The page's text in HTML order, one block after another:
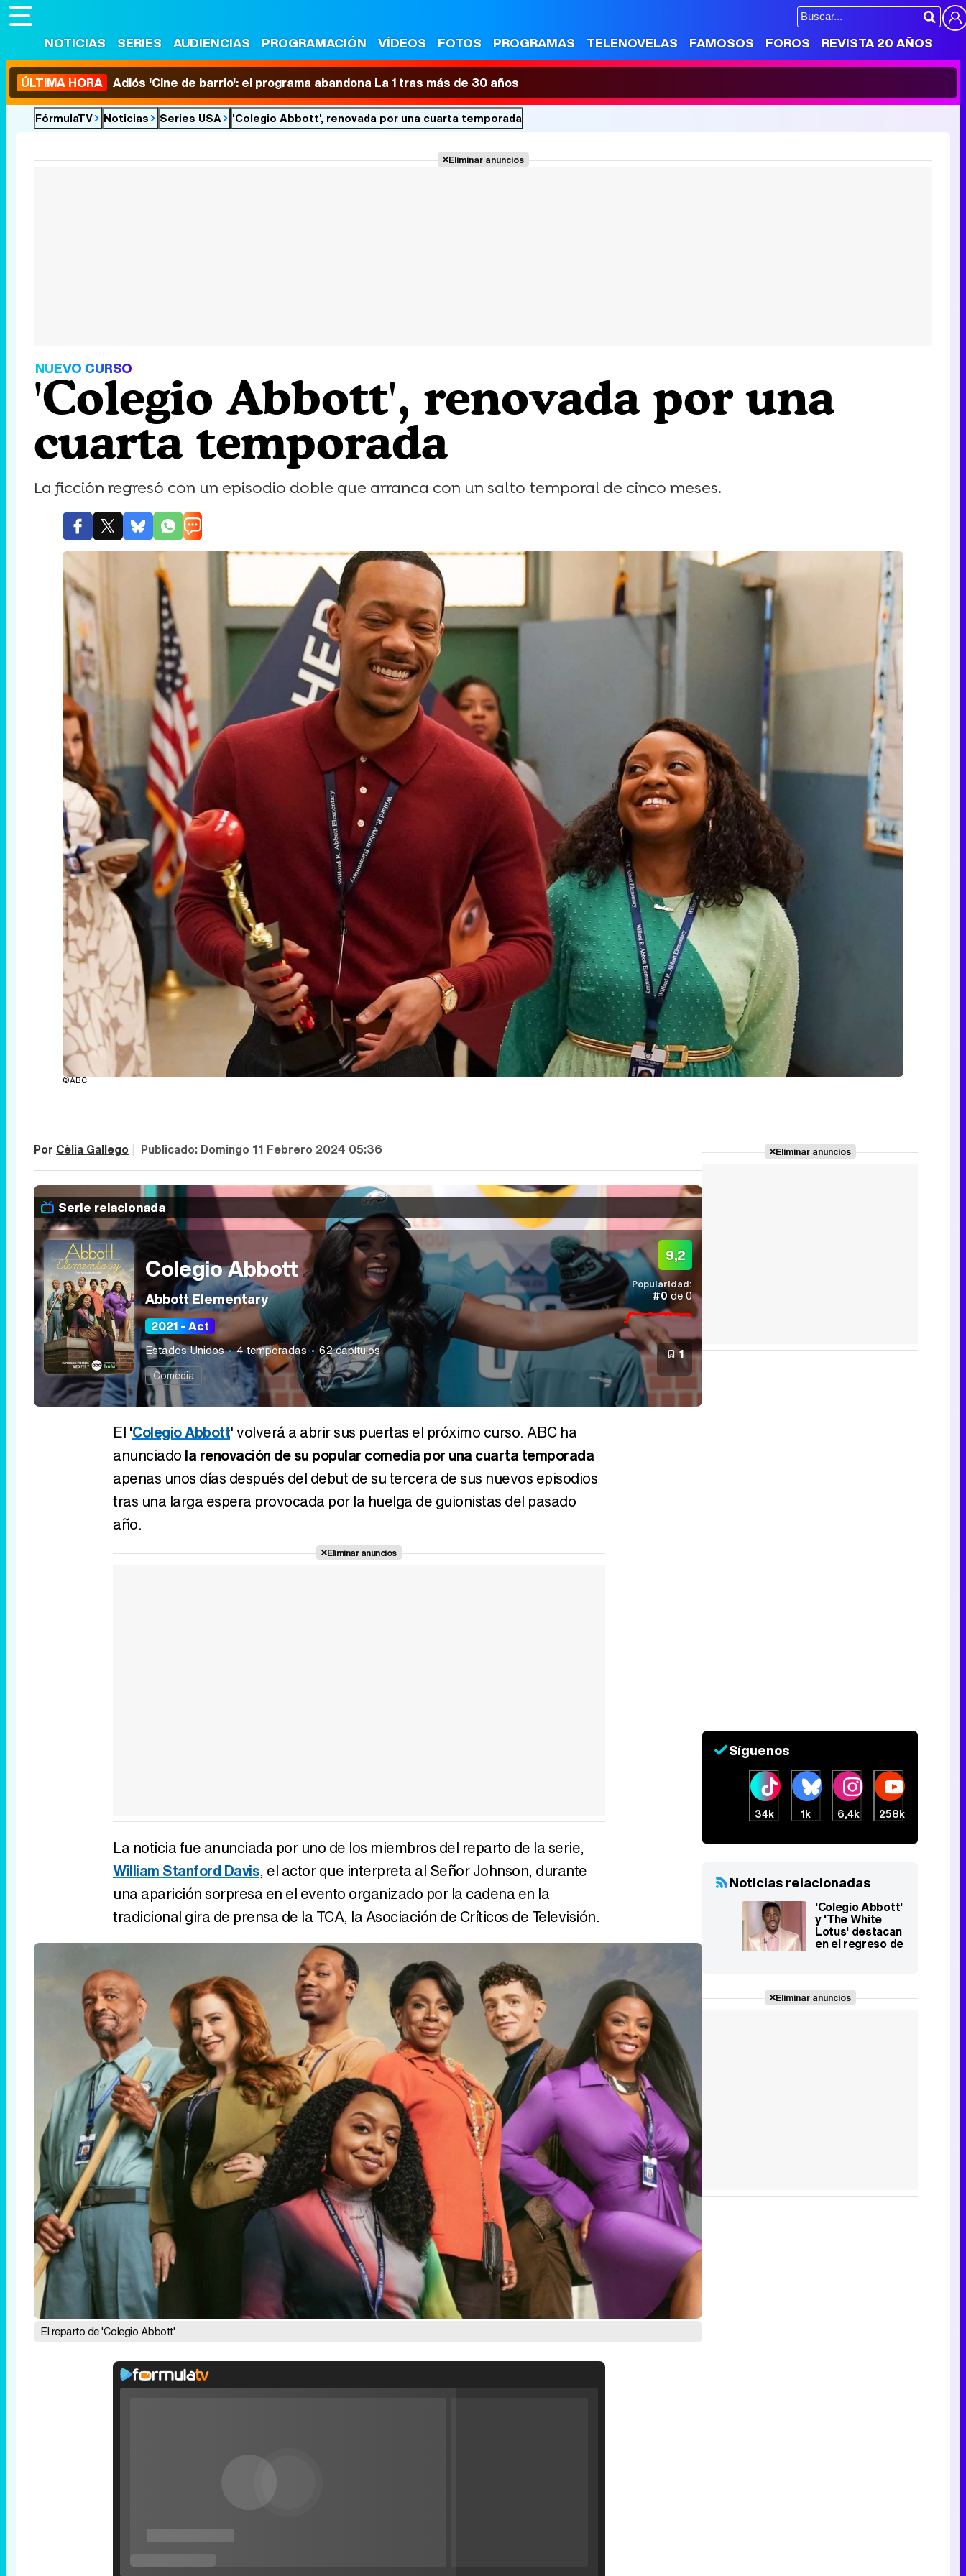
NOTICIAS SERIES AUDIENCIAS PROGRAMACIÓN VÍDEOS FOTOS PROGRAMAS TELENOVELAS FAMOSOS FOROS REVISTA 20 AÑOS
ÚLTIMA HORA Adiós 'Cine de barrio': el programa abandona La 1 tras más de 30 años
FórmulaTV Noticias Series USA 'Colegio Abbott', renovada por una cuarta temporada
Eliminar anuncios
NUEVO CURSO
'Colegio Abbott', renovada por una
cuarta temporada
La ficción regresó con un episodio doble que arranca con un salto temporal de cinco meses.
©ABC
Por Cèlia Gallego | Publicado: Domingo 11 Febrero 2024 05:36
Serie relacionada
Colegio Abbott
Abbott Elementary
2021 - Act
Estados Unidos 4 temporadas 62 capítulos
Comedia
9,2
Popularidad:
#0de 0
1
El 'Colegio Abbott'volverá a abrir sus puertas el próximo curso. ABC ha
anunciado la renovación de su popular comedia por una cuarta temporada
apenas unos días después del debut de su tercera de sus nuevos episodios
tras una larga espera provocada por la huelga de guionistas del pasado
año.
Eliminar anuncios
La noticia fue anunciada por uno de los miembros del reparto de la serie,
William Stanford Davis, el actor que interpreta al Señor Johnson, durante
una aparición sorpresa en el evento organizado por la cadena en la
tradicional gira de prensa de la TCA, la Asociación de Críticos de Televisión.
El reparto de 'Colegio Abbott'
Eliminar anuncios
Síguenos
34k 1k 6,4k 258k
Noticias relacionadas
'Colegio Abbott'
y 'The White
Lotus' destacan
en el regreso de
unos Globos de
Eliminar anuncios